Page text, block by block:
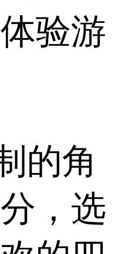
验游
的角
，选